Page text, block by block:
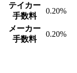
テイカー
手数料
0.20%
メーカー
手数料
0.20%